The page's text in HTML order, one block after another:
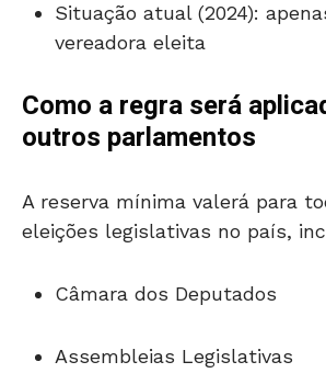
Situação atual (2024):
vereadora eleita
Como a regra será
outros parlamentos
A reserva mínima valerá para
eleições legislativas no país,
Câmara dos Deputados
Assembleias Legislativas